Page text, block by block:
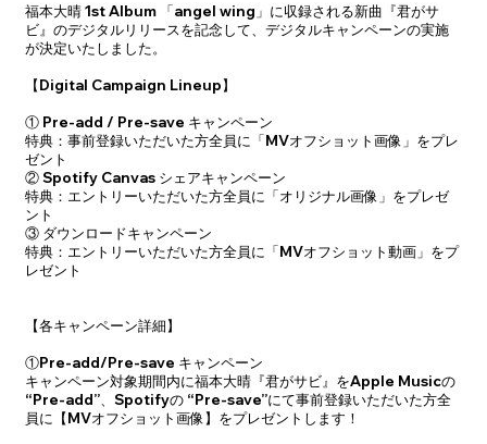
福本大晴 1st Album 「angel wing」に収録される新曲『君がサ
ビ』のデジタルリリースを記念して、デジタルキャンペーンの実施
が決定いたしました。
【Digital Campaign Lineup】
① Pre-add / Pre-save キャンペーン
特典：事前登録いただいた方全員に「MVオフショット画像」をプレ
ゼント
② Spotify Canvas シェアキャンペーン
特典：エントリーいただいた方全員に「オリジナル画像」をプレゼ
ント
③ ダウンロードキャンペーン
特典：エントリーいただいた方全員に「MVオフショット動画」をプ
レゼント
【各キャンペーン詳細】
①Pre-add/Pre-save キャンペーン
キャンペーン対象期間内に福本大晴『君がサビ』をApple Musicの
“Pre-add”、Spotifyの “Pre-save”にて事前登録いただいた方全
員に【MVオフショット画像】をプレゼントします！